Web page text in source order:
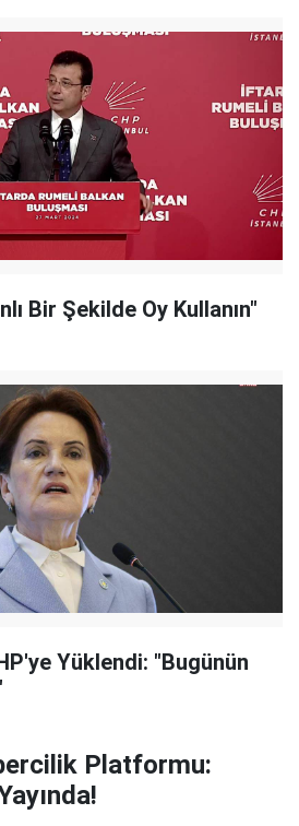
Bir Şekilde Oy Kullanın"
Yüklendi: "Bugünün
Platformu: